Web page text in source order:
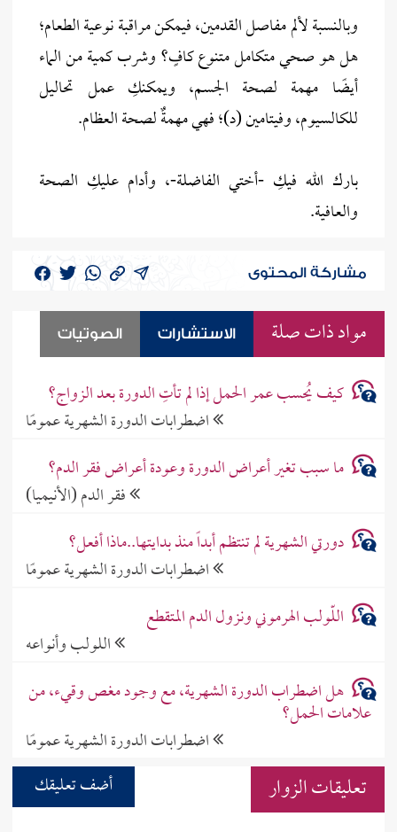
وبالنسبة لألم مفاصل القدمين، فيمكن مراقبة نوعية الطعام؛
هل هو صحي متكامل متنوع كافٍ؟ وشرب كمية من الماء
أيضًا مهمة لصحة الجسم، ويمكنكِ عمل تحاليل
للكالسيوم، وفيتامين (د)؛ فهي مهمةٌ لصحة العظام.
بارك الله فيكِ -أختي الفاضلة-، وأدام عليكِ الصحة
والعافية.
مشاركة المحتوى
مواد ذات صلة الاستشارات الصوتيات
كيف يُحسب عمر الحمل إذا لم تأتِ الدورة بعد الزواج؟
اضطرابات الدورة الشهرية عمومًا
ما سبب تغير أعراض الدورة وعودة أعراض فقر الدم؟
فقر الدم (الأنيميا)
دورتي الشهرية لم تنتظم أبداً منذ بدايتها..ماذا أفعل؟
اضطرابات الدورة الشهرية عمومًا
اللّولب الهرموني ونزول الدم المتقطع
اللولب وأنواعه
هل اضطراب الدورة الشهرية، مع وجود مغص وقيء، من
علامات الحمل؟
اضطرابات الدورة الشهرية عمومًا
تعليقات الزوار
أضف تعليقك